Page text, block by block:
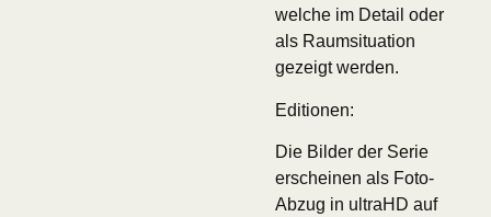
welche im Detail oder
als Raumsituation
gezeigt werden.
Editionen:
Die Bilder der Serie
erscheinen als Foto-
Abzug in ultraHD auf